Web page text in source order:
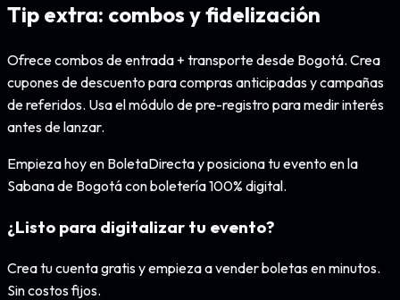
Tip extra: combos y fidelización
Ofrece combos de entrada + transporte desde Bogotá. Crea
cupones de descuento para compras anticipadas y campañas
de referidos. Usa el módulo de pre-registro para medir interés
antes de lanzar.
Empieza hoy en BoletaDirecta y posiciona tu evento en la
Sabana de Bogotá con boletería 100% digital.
¿Listo para digitalizar tu evento?
Crea tu cuenta gratis y empieza a vender boletas en minutos.
Sin costos fijos.